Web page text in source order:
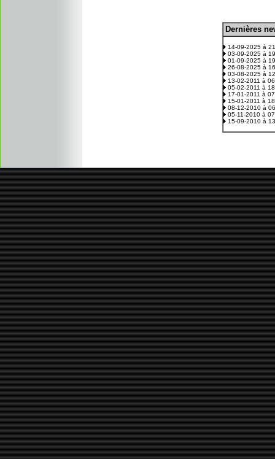
Dernières
14-09-2025 à
03-09-2025 à
01-09-2025 à
26-08-2025 à
03-08-2025 à
13-02-2011 à
05-02-2011 à
17-01-2011 à
15-01-2011 à
08-12-2010 à
05-11-2010 à
15-09-2010 à